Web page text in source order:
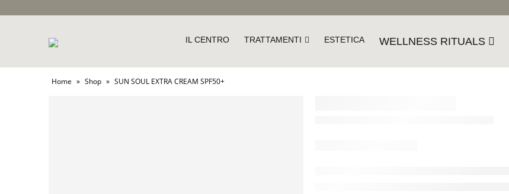
IL CENTRO TRATTAMENTI ESTETICA WELLNESS RITUALS
Home » Shop » SUN SOUL EXTRA CREAM SPF50+